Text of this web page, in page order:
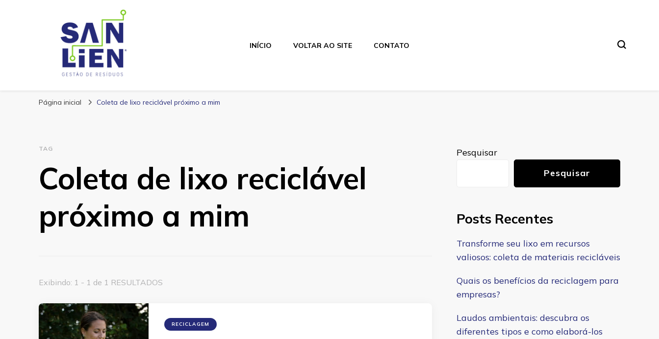
San Lien
INÍCIO VOLTAR AO SITE CONTATO
Página inicial Coleta de lixo reciclável próximo a mim
TAG
Coleta de lixo reciclável
próximo a mim
Exibindo: 1 - 1 de 1 RESULTADOS
RECICLAGEM
Pesquisar
Pesquisar
Posts Recentes
Transforme seu lixo em recursos
valiosos: coleta de materiais recicláveis
Quais os benefícios da reciclagem para
empresas?
Laudos ambientais: descubra os
diferentes tipos e como elaborá-los